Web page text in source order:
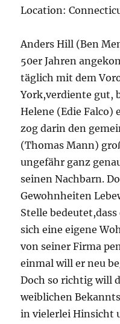
Location:
Anders Hill (Ben
50er Jahren
täglich mit dem
York,verdiente gut,
Helene (Edie Falco)
zog darin den
(Thomas Mann)
ungefähr ganz
seinen Nachbarn.
Gewohnheiten
Stelle
sich eine eigene
von seiner Firma
einmal will er neu
Doch so richtig will
weiblichen
in vielerlei Hinsicht